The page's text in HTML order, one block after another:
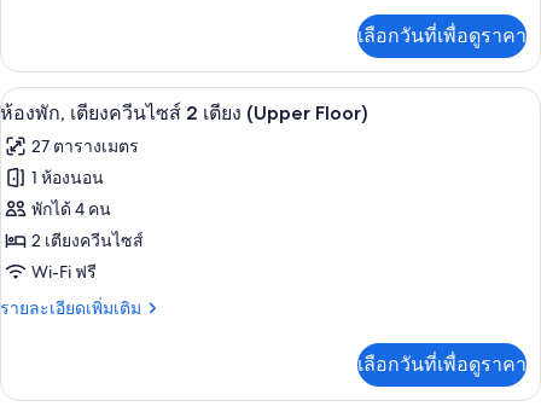
(Tub)
ผู้
พิการ
(Tub)
ไซส์
2
เตียง
(Oversized
Room)
เกี่ยว
กับ
ห้อง
เตียง
ควีน
ไซส์
2
เตียง
(Oversized
Room)
เลือกวันที่เพื่อดูราคา
เปิด
ภาพถ่าย
ทั้งหมด
ของ
ห้อง
พัก,
เตียง
ไซส์
โต๊ะทำงาน, พื้นที่ทำงานแบบใช้แล็ปท็อ
7
ห้องพัก, เตียงควีนไซส์ 2 เตียง (Upper Floor)
27 ตารางเมตร
1 ห้องนอน
พักได้ 4 คน
2 เตียงควีนไซส์
Wi-Fi ฟรี
รายละเอียดเพิ่มเติม
ราย
เกี่ยว
เลือกวันที่เพื่อดูราคา